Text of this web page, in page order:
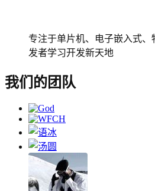
专注于单片机、电子嵌入式
发者学习开发新天地
我们的团队